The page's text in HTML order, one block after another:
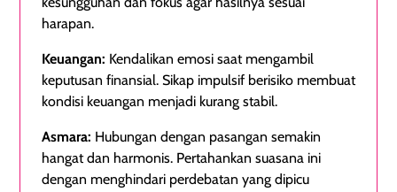
harapan.
Keuangan: Kendalikan emosi saat mengambil
keputusan finansial. Sikap impulsif berisiko membuat
kondisi keuangan menjadi kurang stabil.
Asmara: Hubungan dengan pasangan semakin
hangat dan harmonis. Pertahankan suasana ini
dengan menghindari perdebatan yang dipicu